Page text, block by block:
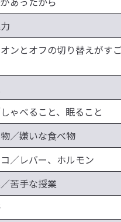
ンとオフの切り替えがす
ゃべること、眠ること
／嫌いな食べ物
／レバー、ホルモン
苦手な授業